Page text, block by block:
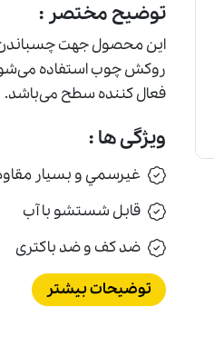
توضیح مختصر :
اين محصول جهت چسباندن
روکش چوب استفاده
فعال کننده سطح می‌باشد.
ویژگی ها :
غيرسمي و بسيار
قابل شستشو با آب
ضد کف و ضد باکتری
توضیحات بیشتر